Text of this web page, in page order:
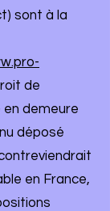
sont à la
de
en demeure
déposé
en France,